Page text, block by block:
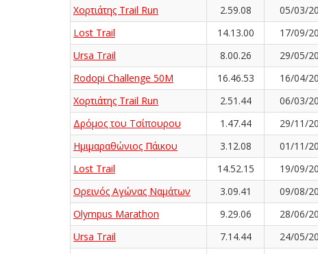
Χορτιάτης Trail Run
2.59.08 05/03/
Lost Trail
14.13.00 17/09/
Ursa Trail
8.00.26 29/05/
Rodopi Challenge 50M
16.46.53 16/04/
Χορτιάτης Trail Run
2.51.44 06/03/
Δρόμος του Τσίπουρου
1.47.44 29/11/
Ημιμαραθώνιος Πάικου
3.12.08 01/11/
Lost Trail
14.52.15 19/09/
Ορεινός Αγώνας Ναμάτων
3.09.41 09/08/
Olympus Marathon
9.29.06 28/06/
Ursa Trail
7.14.44 24/05/